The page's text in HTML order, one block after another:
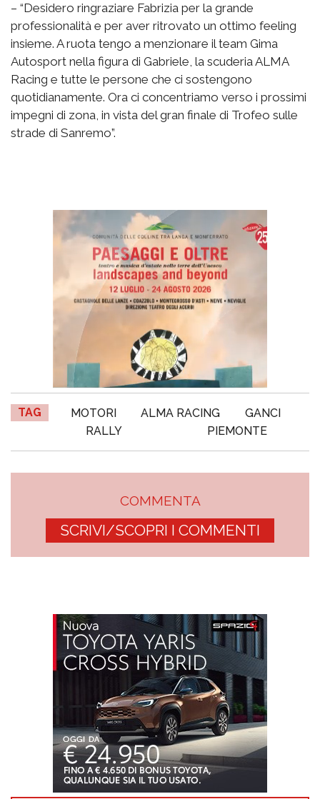
– “Desidero ringraziare Fabrizia per la grande
professionalità e per aver ritrovato un ottimo feeling
insieme. A ruota tengo a menzionare il team Gima
Autosport nella figura di Gabriele, la scuderia ALMA
Racing e tutte le persone che ci sostengono
quotidianamente. Ora ci concentriamo verso i prossimi
impegni di zona, in vista del gran finale di Trofeo sulle
strade di Sanremo”.
TAG MOTORI ALMA RACING
GANCI
RALLY
PIEMONTE
COMMENTA
SCRIVI/SCOPRI I COMMENTI